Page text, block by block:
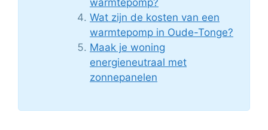
Wat zijn de kosten van een
warmtepomp in Oude-Tonge?
Maak je woning
energieneutraal met
zonnepanelen